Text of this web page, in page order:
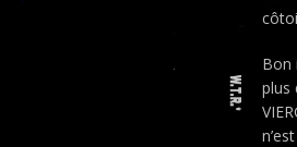
Bon
plus